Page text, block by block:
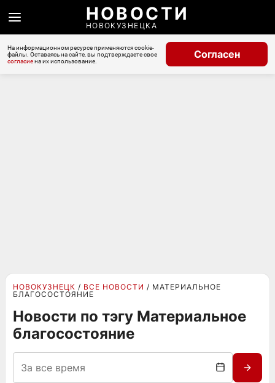
НОВОСТИ
НОВОКУЗНЕЦКА
На информационном ресурсе применяются cookie-
файлы. Оставаясь на сайте, вы подтверждаете свое
согласиена их использование.
Согласен
НОВОКУЗНЕЦК ВСЕ НОВОСТИ
МАТЕРИАЛЬНОЕ
БЛАГОСОСТОЯНИЕ
Новости по тэгу Материальное
благосостояние